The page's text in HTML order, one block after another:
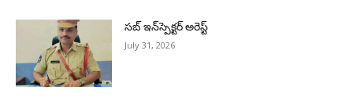
సబ్ ఇన్‌స్పెక్టర్ అరెస్ట్
July 31, 2026